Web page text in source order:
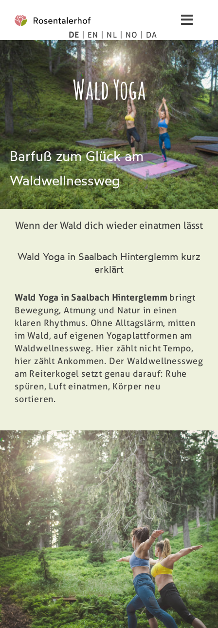
Inhalt
springen
Wohnen
Spa
Bilder
Berge
Tipps
Preise
Wald Yoga
Barfuß zum Glück am
Waldwellnessweg
Wenn der Wald dich wieder einatmen lässt
Wald Yoga in Saalbach Hinterglemm kurz
erklärt
Wald Yoga in Saalbach Hinterglemm bringt
Bewegung, Atmung und Natur in einen
klaren Rhythmus. Ohne Alltagslärm, mitten
im Wald, auf eigenen Yogaplattformen am
Waldwellnessweg. Hier zählt nicht Tempo,
hier zählt Ankommen. Der Waldwellnessweg
am Reiterkogel setzt genau darauf: Ruhe
spüren, Luft einatmen, Körper neu
sortieren.
DE EN NL NO DA